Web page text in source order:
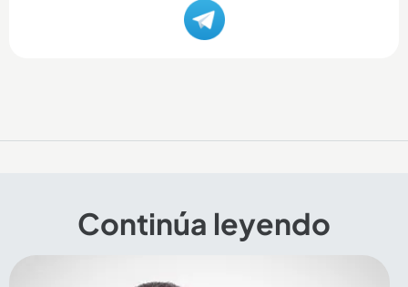
Continúa leyendo